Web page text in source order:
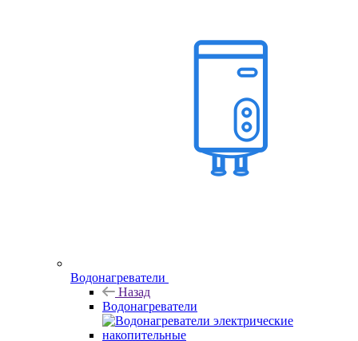
Водонагреватели
Назад
Водонагреватели